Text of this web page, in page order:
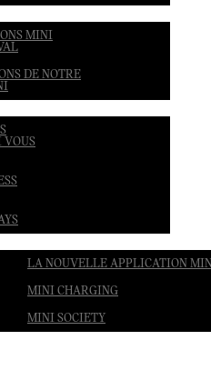
MINI
DE NOTRE
VOUS
LA NOUVELLE APPLICATION
MINI CHARGING
MINI SOCIETY